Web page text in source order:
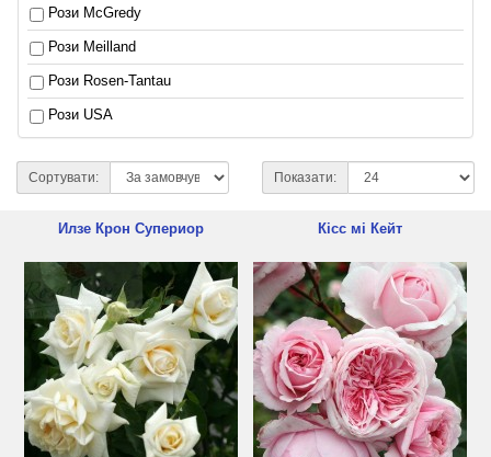
Рози McGredy
Рози Meilland
Рози Rosen-Tantau
Рози USA
Сортувати: Показати:
Илзе Крон Супериор Кісс мі Кейт